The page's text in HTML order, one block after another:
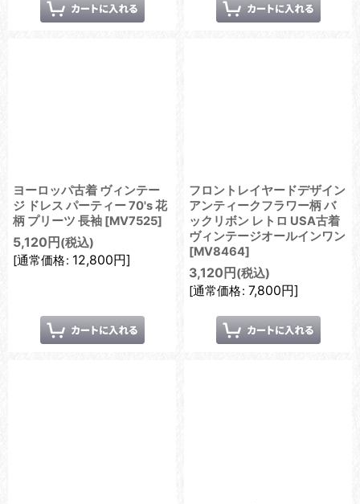
ヨーロッパ古着 ヴィンテー
ジ ドレス パーティー 70's 花
柄 プリーツ 長袖 [MV7525]
5,120 円 (税込)
[通常価格: 12,800円]
フロントレイヤードデザイン
アンティークフラワー柄 バ
ックリボン レトロ USA古着
ヴィンテージオールインワン
[MV8464]
3,120 円 (税込)
[通常価格: 7,800円]